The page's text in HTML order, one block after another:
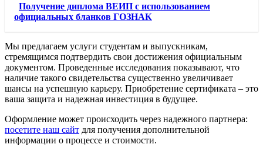
Получение диплома ВЕИП с использованием
официальных бланков ГОЗНАК
Мы предлагаем услуги студентам и выпускникам,
стремящимся подтвердить свои достижения официальным
документом. Проведенные исследования показывают, что
наличие такого свидетельства существенно увеличивает
шансы на успешную карьеру. Приобретение сертификата – это
ваша защита и надежная инвестиция в будущее.
Оформление может происходить через надежного партнера:
посетите наш сайт для получения дополнительной
информации о процессе и стоимости.